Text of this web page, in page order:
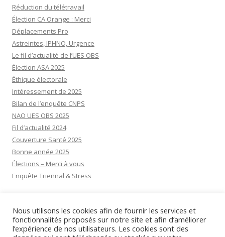
Réduction du télétravail
Élection CA Orange : Merci
Déplacements Pro
Astreintes, IPHNO, Urgence
Le fil d’actualité de l’UES OBS
Élection ASA 2025
Éthique électorale
Intéressement de 2025
Bilan de l’enquête CNPS
NAO UES OBS 2025
Fil d’actualité 2024
Couverture Santé 2025
Bonne année 2025
Élections – Merci à vous
Enquête Triennal & Stress
Visiteurs d’hier: 31
Nous utilisons les cookies afin de fournir les services et
fonctionnalités proposés sur notre site et afin d’améliorer
l’expérience de nos utilisateurs. Les cookies sont des